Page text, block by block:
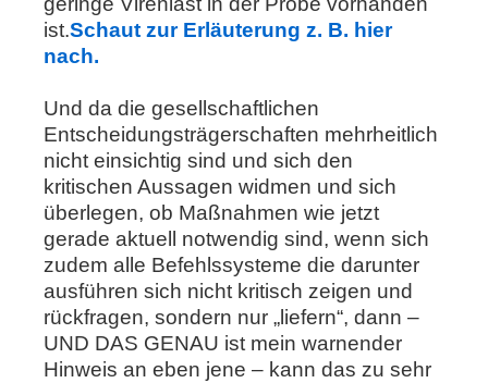
ist.Schaut zur Erläuterung z. B. hier
nach.
Und da die gesellschaftlichen
Entscheidungsträgerschaften mehrheitlich
nicht einsichtig sind und sich den
kritischen Aussagen widmen und sich
überlegen, ob Maßnahmen wie jetzt
gerade aktuell notwendig sind, wenn sich
zudem alle Befehlssysteme die darunter
ausführen sich nicht kritisch zeigen und
rückfragen, sondern nur „liefern“, dann –
UND DAS GENAU ist mein warnender
Hinweis an eben jene – kann das zu sehr